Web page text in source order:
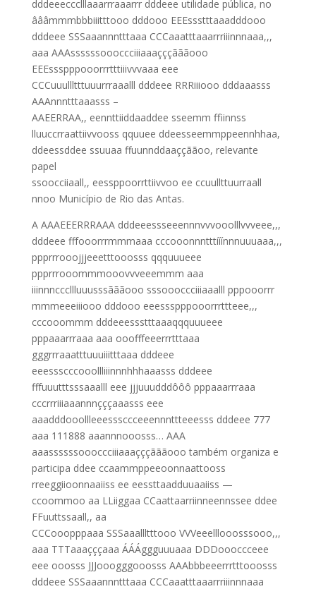
dddeeeccclllaaarrraaarrr dddeee utilidade pública, no
âââmmmbbbiiitttooo dddooo EEEssstttaaadddooo
dddeee SSSaaannntttaaa CCCaaatttaaarrriiinnnaaa,,,
aaa AAAssssssoooccciiiaaaçççãããooo
EEEssspppooorrrtttiiivvvaaa eee
CCCuuullltttuuurrraaalll dddeee RRRiiiooo dddaaasss
AAAnnntttaaasss –
AAEERRAA,, eennttiiddaaddee sseemm ffiinnss
lluuccrraattiivvooss qquuee ddeesseemmppeennhhaa,
ddeessddee ssuuaa ffuunnddaaççããoo, relevante
papel
ssoocciiaall,, eessppoorrttiivvoo ee ccuullttuurraall
nnoo Município de Rio das Antas.
A AAAEEERRRAAA dddeeessseeennnvvvooolllvvveee,,,
dddeee fffooorrrmmmaaa cccooonnntttííínnnuuuaaa,,,
ppprrrooojjjeeetttooosss qqquuueee
ppprrrooommmooovvveeemmm aaa
iiinnncccllluuusssãããooo sssoooccciiiaaalll pppooorrr
mmmeeeiiiooo dddooo eeessspppooorrrttteee,,,
cccooommm dddeeessstttaaaqqquuueee
pppaaarrraaa aaa ooofffeeerrrtttaaa
gggrrraaatttuuuiiitttaaa dddeee
eeessscccooollliiinnnhhhaaasss dddeee
fffuuutttsssaaalll eee jjjuuudddôôô pppaaarrraaa
cccrrriiiaaannnçççaaasss eee
aaadddooollleeesssccceeennnttteeesss dddeee 777
aaa 111888 aaannnooosss… AAA
aaassssssoooccciiiaaaçççãããooo também organiza e
participa ddee ccaammppeeoonnaattooss
rreeggiioonnaaiiss ee eessttaadduuaaiiss —
ccoommoo aa LLiiggaa CCaattaarriinneennssee ddee
FFuuttssaall,, aa
CCCooopppaaa SSSaaallltttooo VVVeeelllooosssooo,,,
aaa TTTaaaçççaaa ÁÁÁggguuuaaa DDDoooccceee
eee ooosss JJJooogggooosss AAAbbbeeerrrtttooosss
dddeee SSSaaannntttaaa CCCaaatttaaarrriiinnnaaa